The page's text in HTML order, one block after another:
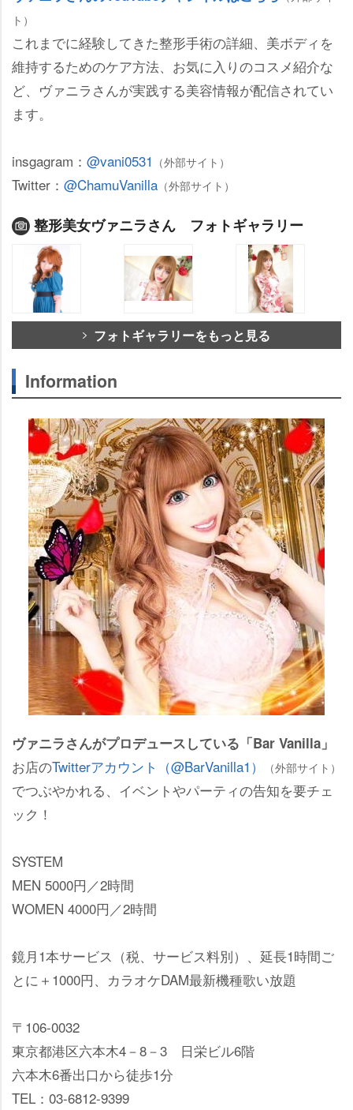
ト）
これまでに経験してきた整形手術の詳細、美ボディを
維持するためのケア方法、お気に入りのコスメ紹介な
ど、ヴァニラさんが実践する美容情報が配信されてい
ます。
insgagram： @vani0531 （外部サイト）
Twitter： @ChamuVanilla （外部サイト）
整形美女ヴァニラさん フォトギャラリー
フォトギャラリーをもっと見る
Information
ヴァニラさんがプロデュースしている「Bar Vanilla」
お店のTwitterアカウント（@BarVanilla1） （外部サイト）
でつぶやかれる、イベントやパーティの告知を要チェ
ック！
SYSTEM
MEN 5000円／2時間
WOMEN 4000円／2時間
鏡月1本サービス（税、サービス料別）、延長1時間ご
とに＋1000円、カラオケDAM最新機種歌い放題
〒106-0032
東京都港区六本木4－8－3 日栄ビル6階
六本木6番出口から徒歩1分
TEL：03-6812-9399